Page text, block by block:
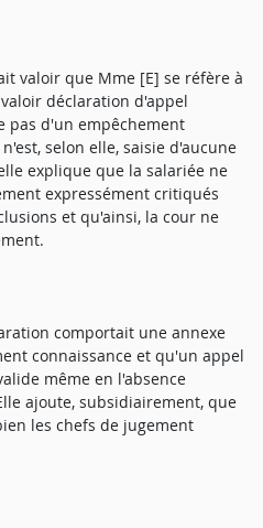
valoir que Mme [E] se réfère à
déclaration d'appel
pas d'un empêchement
selon elle, saisie d'aucune
explique que la salariée ne
expressément critiqués
et qu'ainsi, la cour ne
comportait une annexe
connaissance et qu'un appel
même en l'absence
ajoute, subsidiairement, que
les chefs de jugement